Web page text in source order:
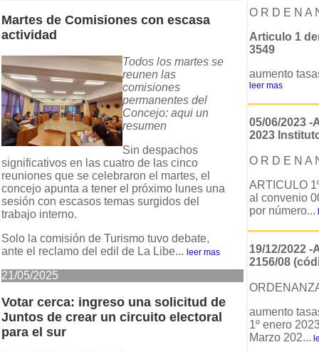
Martes de Comisiones con escasa
actividad
Todos los martes se
reunen las
comisiones
permanentes del
Concejo: aqui un
resumen
Sin despachos
significativos en las cuatro de las cinco
reuniones que se celebraron el martes, el
concejo apunta a tener el próximo lunes una
sesión con escasos temas surgidos del
trabajo interno.
Solo la comisión de Turismo tuvo debate,
ante el reclamo del edil de La Libe... leer mas
21/05/2025
Votar cerca: ingreso una solicitud de
Juntos de crear un circuito electoral
para el sur
O R D E N A
Articulo 1
3549
aumento
leer mas
05/06/2023
2023
O R D E N A
ARTICULO
al convenio
por número...
19/12/2022 -
2156/08
aumento
1º enero
Marzo 202...